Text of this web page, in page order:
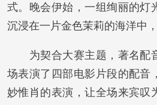
式。晚会伊始，一组绚丽的灯
沉浸在一片金色茉莉的海洋中，
为契合大赛主题，著名配
场表演了四部电影片段的配音
妙惟肖的表演，让全场来宾叹